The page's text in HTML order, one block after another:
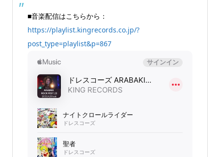
■音楽配信はこちらから：
https://playlist.kingrecords.co.jp/?
post_type=playlist&p=867